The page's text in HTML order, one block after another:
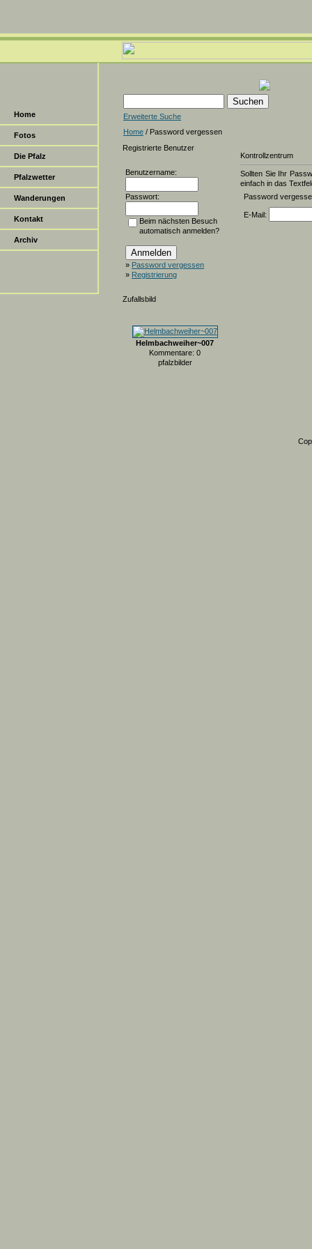
Home
Fotos
Die Pfalz
Pfalzwetter
Wanderungen
Kontakt
Archiv
Erweiterte Suche
Home / Password vergessen
Registrierte Benutzer
Benutzername:
Passwort:
Beim nächsten Besuch
automatisch anmelden?
» Password vergessen
» Registrierung
Zufallsbild
Helmbachweiher~007
Kommentare: 0
pfalzbilder
Kontrollzentrum
Sollten Sie Ihr
einfach in das
Password
E-Mail: